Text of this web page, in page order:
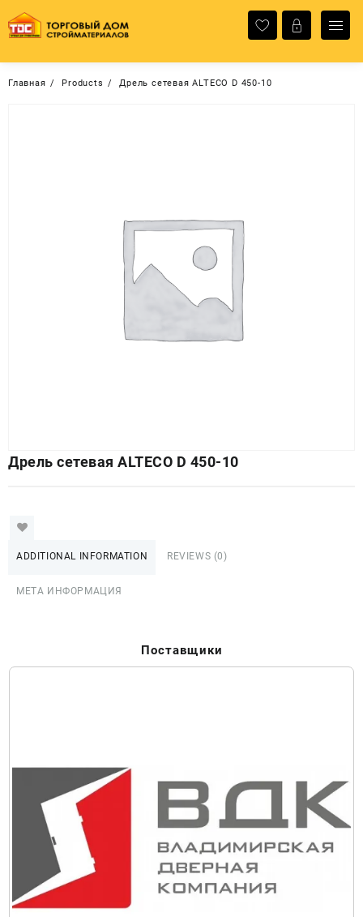
содержимому
Главная Products Дрель сетевая ALTECO D 450-10
Дрель сетевая ALTECO D 450-10
ADDITIONAL INFORMATION REVIEWS (0)
МЕТА ИНФОРМАЦИЯ
Поставщики